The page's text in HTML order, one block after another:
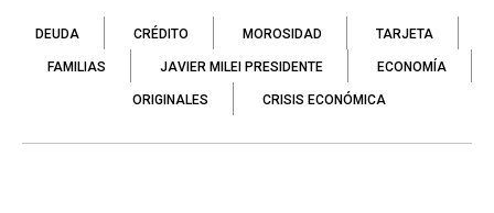
DEUDA CRÉDITO MOROSIDAD TARJETA
FAMILIAS JAVIER MILEI PRESIDENTE ECONOMÍA
ORIGINALES CRISIS ECONÓMICA